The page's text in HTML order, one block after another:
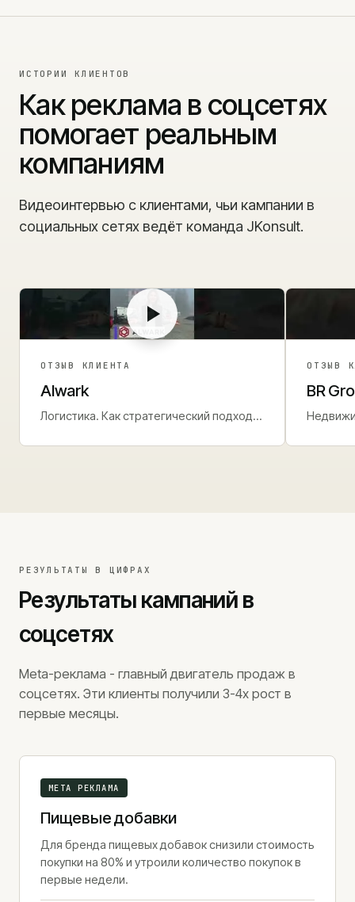
ИСТОРИИ КЛИЕНТОВ
Как реклама в соцсетях
помогает реальным
компаниям
Видеоинтервью с клиентами, чьи кампании в
социальных сетях ведёт команда JKonsult.
ОТЗЫВ КЛИЕНТА
Alwark
Логистика. Как стратегический подход к
ОТЗЫВ
BR
РЕЗУЛЬТАТЫ В ЦИФРАХ
Результаты кампаний в
соцсетях
Meta-реклама - главный двигатель продаж в
соцсетях. Эти клиенты получили 3-4x рост в
первые месяцы.
META РЕКЛАМА
Пищевые добавки
Для бренда пищевых добавок снизили стоимость
покупки на 80% и утроили количество покупок в
первые недели.